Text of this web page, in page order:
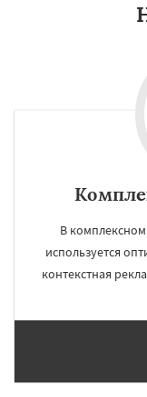
В
используется
контекстная